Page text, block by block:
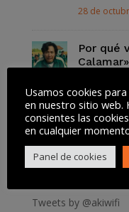
28 de
Por qué
Así
dejar de
13 de
Tweets by @akiwifi
Usamos cookies
en nuestro sitio web.
consientes las
en cualquier
Panel de cookies